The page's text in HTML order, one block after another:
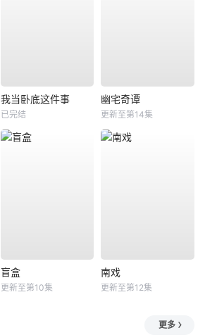
我当卧底这件事
已完结
幽宅奇谭
更新至第14集
盲盒
更新至第10集
南戏
更新至第12集
更多